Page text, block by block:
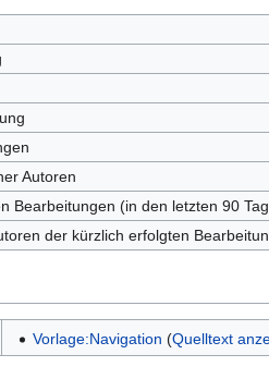
Autoren
Bearbeitungen (in den letzten 90
der kürzlich erfolgten
Vorlage:Navigation (Quelltext